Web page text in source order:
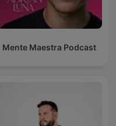
Mente Maestra Podcast